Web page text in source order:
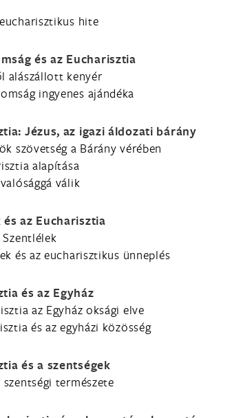
hite
és az Eucharisztia
alászállott kenyér
ingyenes ajándéka
Jézus, az igazi áldozati bárány
szövetség a Bárány vérében
alapítása
válik
az Eucharisztia
Szentlélek
és az eucharisztikus ünneplés
és az Egyház
az Egyház oksági elve
és az egyházi közösség
és a szentségek
szentségi természete